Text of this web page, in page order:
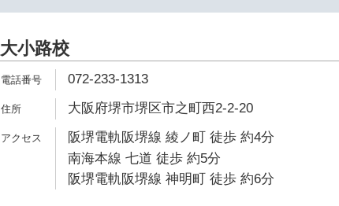
大小路校
072-233-1313
大阪府堺市堺区市之町西2-2-20
阪堺電軌阪堺線 綾ノ町 徒歩 約4分
南海本線 七道 徒歩 約5分
阪堺電軌阪堺線 神明町 徒歩 約6分